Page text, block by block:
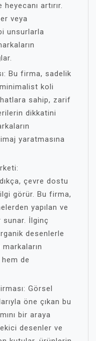
heyecanı artırır.
veya
unsurlarla
Bu firma, sadelik
koli
hatlara sahip, zarif
dikkatini
yaratmasına
çevre dostu
görür. Bu firma,
yapılan ve
sunar. İlginç
desenlerle
hem de
Görsel
öne çıkan bu
bir araya
desenler ve